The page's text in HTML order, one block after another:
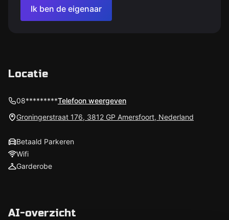
Ik ben de eigenaar
Locatie
08*********Telefoon weergeven
Groningerstraat 176, 3812 GP Amersfoort, Nederland
Betaald Parkeren
Wifi
Garderobe
AI-overzicht